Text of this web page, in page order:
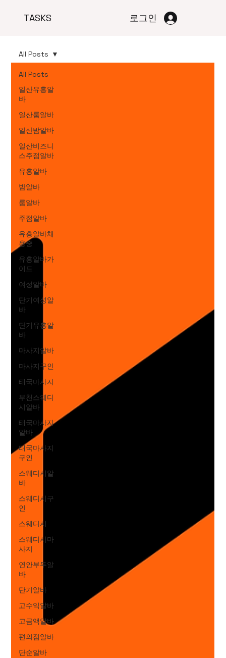
TASKS 로그인
All Posts
일산유흥알
바
일산룸알바
일산밤알바
일산비즈니
스주점알바
유흥알바
밤알바
룸알바
주점알바
유흥알바채
용중
유흥알바가
이드
여성알바
단기여성알
바
단기유흥알
바
마사지알바
마사지구인
태국마사지
부천스웨디
시알바
태국마사지
알바
태국마사지
구인
스웨디시알
바
스웨디시구
인
스웨디시
스웨디시마
사지
연안부두알
바
단기알바
고수익알바
고금액알바
편의점알바
단순알바
All Posts